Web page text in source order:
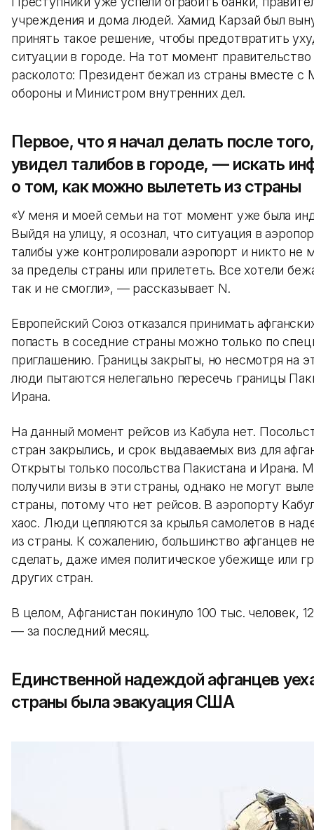
учреждения и дома людей. Хамид Карзай был
принять такое решение, чтобы предотвратить
ситуации в городе. На тот момент
расколото: Президент бежал из страны вместе с
обороны и Министром внутренних дел.
Первое, что я начал делать после
увидел талибов в городе, — искать
о том, как можно вылететь из страны
«У меня и моей семьи на тот момент уже была
Выйдя на улицу, я осознал, что ситуация в
талибы уже контролировали аэропорт и никто не
за пределы страны или прилететь. Все хотели
так и не смогли», — рассказывает N.
Европейский Союз отказался принимать
попасть в соседние страны можно только по
приглашению. Границы закрыты, но несмотря на
люди пытаются нелегально пересечь границы
Ирана.
На данный момент рейсов из Кабула нет.
стран закрылись, и срок выдаваемых виз для
Открыты только посольства Пакистана и Ирана.
получили визы в эти страны, однако не могут
страны, потому что нет рейсов. В аэропорту
хаос. Люди цепляются за крылья самолетов в
из страны. К сожалению, большинство афганцев
сделать, даже имея политическое убежище или
других стран.
В целом, Афганистан покинуло 100 тыс. человек,
— за последний месяц.
Единственной надеждой афганцев
страны была эвакуация США